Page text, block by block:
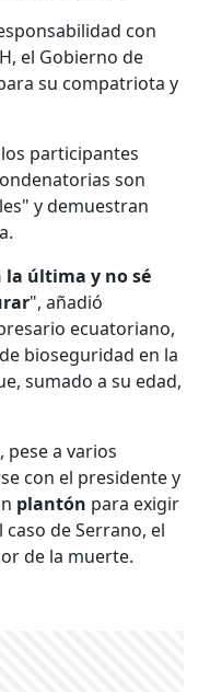
con
el Gobierno de
su compatriota y
participantes
son
y demuestran
la última y no sé
", añadió
ecuatoriano,
bioseguridad en la
sumado a su edad,
pese a varios
con el presidente y
plantón para exigir
de Serrano, el
de la muerte.